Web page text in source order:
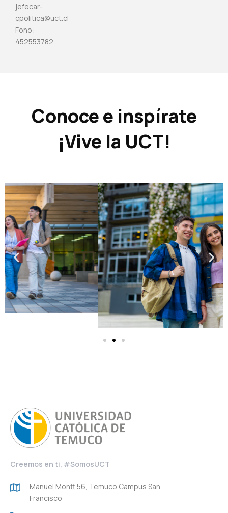
jefecar-
cpolitica@uct.cl
Fono:
452553782
Conoce e inspírate
¡Vive la UCT!
Creemos en ti, #SomosUCT
Manuel Montt 56, Temuco Campus San
Francisco